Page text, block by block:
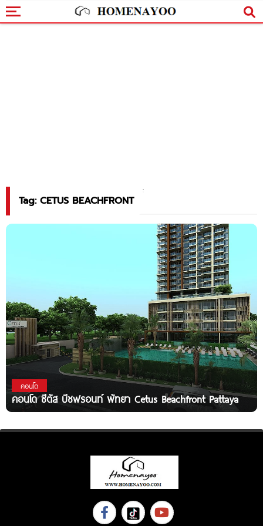
Tag: CETUS BEACHFRONT
คอนโด
คอนโด ซีตัส บีชฟรอนท์ พัทยา Cetus Beachfront Pattaya